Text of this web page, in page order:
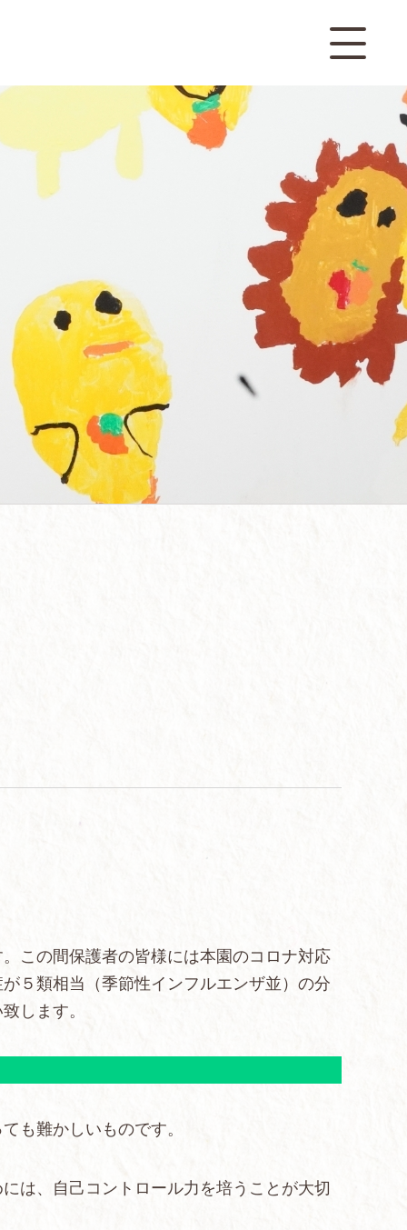
この間保護者の皆様には本園のコロナ対応
５類相当（季節性インフルエンザ並）の分
します。
も難かしいものです。
は、自己コントロール力を培うことが大切